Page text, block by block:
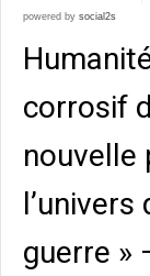
powered by social2s
corrosif
nouvelle
guerre »